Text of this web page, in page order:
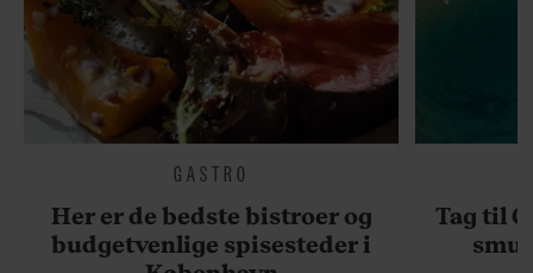
GASTRO
Her er de bedste bistroer og
budgetvenlige spisesteder i
Tag til